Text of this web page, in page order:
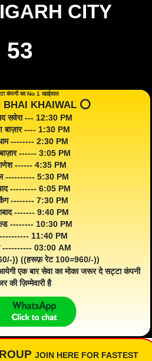
CITY
53
कंपनी का No 1 खाईवाल
BHAI KHAIWAL ⭕️
सवेरा --- 12:30 PM
बाज़ार ---- 1:30 PM
-------- 2:30 PM
बाज़ार ------ 3:05 PM
------ 4:35 PM
---------- 5:30 PM
--------- 6:05 PM
-------- 7:30 PM
------- 9:40 PM
-------- 10:30 PM
11:40 PM
---------- 03:00 AM
)) ((हरूफ़ रेट 100=960/-))
एक बार सेवा का मोका जरूर दे सट्टा कंपनी
की ज़िम्मेवारी है
JOIN HERE FOR FASTEST